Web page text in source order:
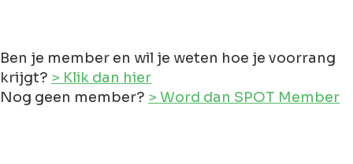
Ben je member en wil je weten hoe je voorrang
krijgt? > Klik dan hier
Nog geen member? > Word dan SPOT Member